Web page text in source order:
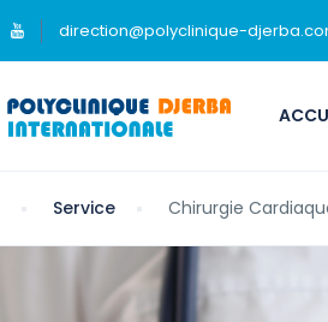
direction@polyclinique-
Service Chirurgie